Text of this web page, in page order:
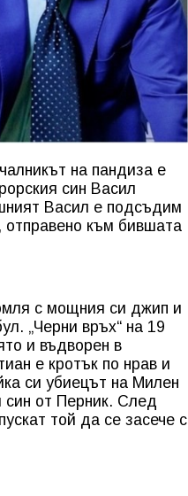
на пандиза е
син Васил
Васил е подсъдим
отправено към бившата
с мощния си джип и
„Черни връх“ на 19
и въдворен в
е кротък по нрав и
си убиецът на Милен
син от Перник. След
той да се засече с